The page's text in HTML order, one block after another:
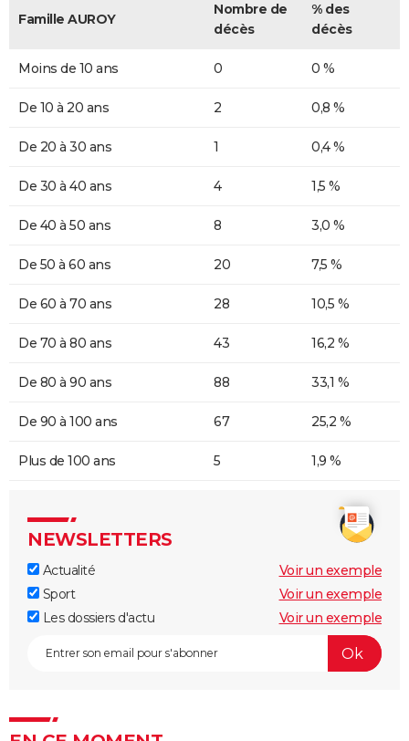
Famille AUROY
Nombre de
décès
% des
décès
Moins de 10 ans 0 0 %
De 10 à 20 ans 2 0,8 %
De 20 à 30 ans 1 0,4 %
De 30 à 40 ans 4 1,5 %
De 40 à 50 ans 8 3,0 %
De 50 à 60 ans 20 7,5 %
De 60 à 70 ans 28 10,5 %
De 70 à 80 ans 43 16,2 %
De 80 à 90 ans 88 33,1 %
De 90 à 100 ans 67 25,2 %
Plus de 100 ans 5 1,9 %
NEWSLETTERS
Actualité
Voir un exemple
Sport
Voir un exemple
Les dossiers d'actu
Voir un exemple